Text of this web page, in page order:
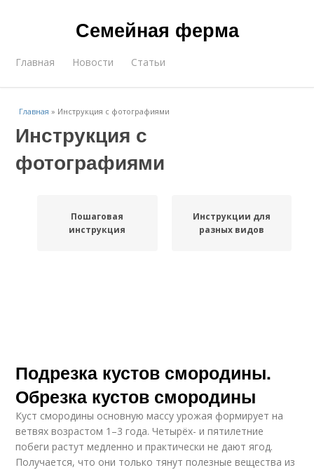
Семейная ферма
Главная Новости Статьи
Главная » Инструкция с фотографиями
Инструкция с
фотографиями
Пошаговая
инструкция
Инструкции для
разных видов
Подрезка кустов смородины.
Обрезка кустов смородины
Куст смородины основную массу урожая формирует на
ветвях возрастом 1–3 года. Четырёх- и пятилетние
побеги растут медленно и практически не дают ягод.
Получается, что они только тянут полезные вещества из